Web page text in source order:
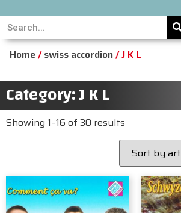
Home/swiss accordion/ J K L
Category: J K L
Showing 1–16 of 30 results